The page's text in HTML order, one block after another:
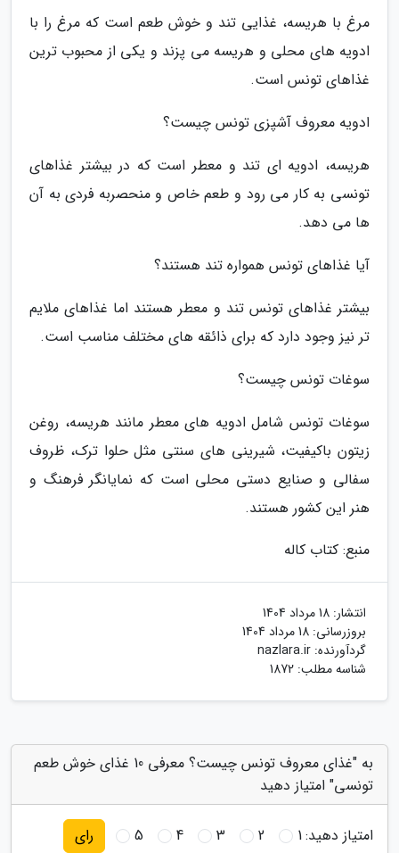
مرغ با هریسه، غذایی تند و خوش طعم است که مرغ را با
ادویه های محلی و هریسه می پزند و یکی از محبوب ترین
غذاهای تونس است.
ادویه معروف آشپزی تونس چیست؟
هریسه، ادویه ای تند و معطر است که در بیشتر غذاهای
تونسی به کار می رود و طعم خاص و منحصربه فردی به آن
ها می دهد.
آیا غذاهای تونس همواره تند هستند؟
بیشتر غذاهای تونس تند و معطر هستند اما غذاهای ملایم
تر نیز وجود دارد که برای ذائقه های مختلف مناسب است.
سوغات تونس چیست؟
سوغات تونس شامل ادویه های معطر مانند هریسه، روغن
زیتون باکیفیت، شیرینی های سنتی مثل حلوا ترک، ظروف
سفالی و صنایع دستی محلی است که نمایانگر فرهنگ و
هنر این کشور هستند.
منبع: کتاب کاله
انتشار: 18 مرداد 1404
بروزرسانی: 18 مرداد 1404
گردآورنده: nazlara.ir
شناسه مطلب: 1872
به "غذای معروف تونس چیست؟ معرفی 10 غذای خوش طعم
تونسی" امتیاز دهید
امتیاز دهید:1
2
3
4
5 رای